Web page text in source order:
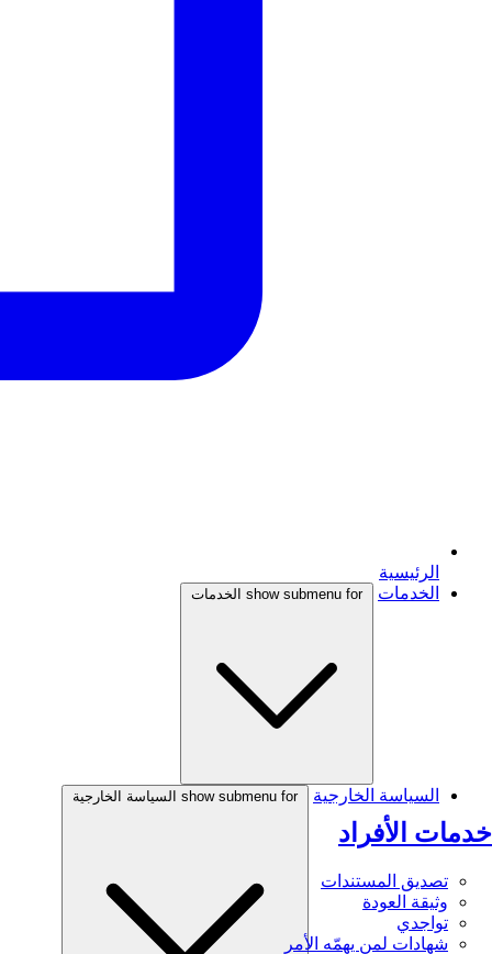
الرئيسية
الخدمات
show submenu for الخدمات
خدمات الأفراد
تصديق المستندات
وثيقة العودة
تواجدي
شهادات لمن يهمّه الأمر
السياسة الخارجية show submenu for السياسة الخارجية